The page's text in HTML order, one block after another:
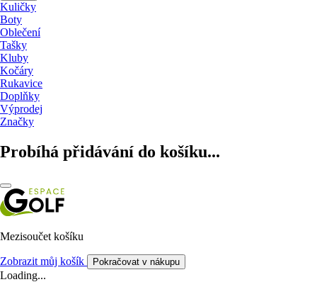
Kuličky
Boty
Oblečení
Tašky
Kluby
Kočáry
Rukavice
Doplňky
Výprodej
Značky
Probíhá přidávání do košíku...
Mezisoučet košíku
Zobrazit můj košík Pokračovat v nákupu
Loading...